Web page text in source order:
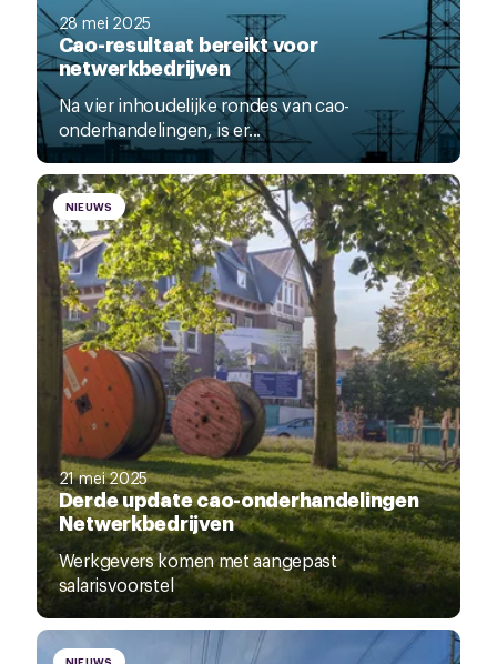
28 mei 2025
Cao-resultaat bereikt voor
netwerkbedrijven
Na vier inhoudelijke rondes van cao-
onderhandelingen, is er...
NIEUWS
21 mei 2025
Derde update cao-onderhandelingen
Netwerkbedrijven
Werkgevers komen met aangepast
salarisvoorstel